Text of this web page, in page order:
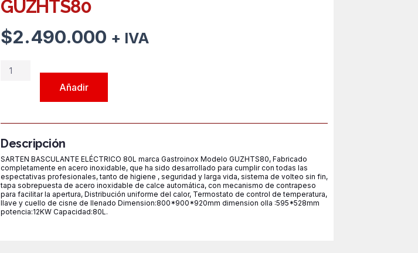
GUZHTS80
$2.490.000 + IVA
SARTEN
"ELÉCTRICO"
MARCA
GASTROINOX
Modelo
GUZHTS80
cantidad
Añadir
Descripción
SARTEN BASCULANTE ELÉCTRICO 80L marca Gastroinox Modelo GUZHTS80, Fabricado
completamente en acero inoxidable, que ha sido desarrollado para cumplir con todas las
espectativas profesionales, tanto de higiene , seguridad y larga vida, sistema de volteo sin fin,
tapa sobrepuesta de acero inoxidable de calce automática, con mecanismo de contrapeso
para facilitar la apertura, Distribución uniforme del calor, Termostato de control de temperatura,
llave y cuello de cisne de llenado Dimension:800*900*920mm dimension olla :595*528mm
potencia:12KW Capacidad:80L.